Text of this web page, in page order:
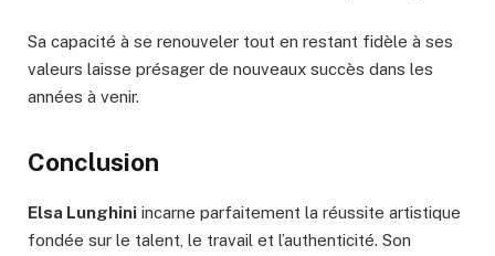
Sa capacité à se renouveler tout en restant fidèle à ses
valeurs laisse présager de nouveaux succès dans les
années à venir.
Conclusion
Elsa Lunghini incarne parfaitement la réussite artistique
fondée sur le talent, le travail et l’authenticité. Son